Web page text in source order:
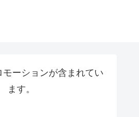
ーションが含まれてい
ます。